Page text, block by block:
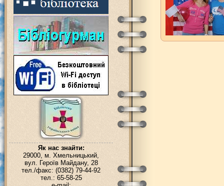
Як нас знайти:
29000, м. Хмельницький,
вул. Героїв Майдану, 28
тел./факс: (0382) 79-44-92
тел.: 65-58-25